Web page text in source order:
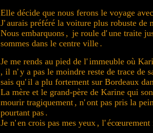
Elle décide que nous ferons le voyage
J'aurais préféré la voiture plus robuste de
Nous embarquons , je roule d'une traite
sommes dans le centre ville .
Je me rends au pied de l'immeuble où
, il n'y a pas le moindre reste de trace de
sais qu'il a plu fortement sur Bordeaux
La mère et le grand-père de Karine qui
mourir tragiquement , n'ont pas pris la
pourtant pas .
Je n'en crois pas mes yeux , l'écœurement